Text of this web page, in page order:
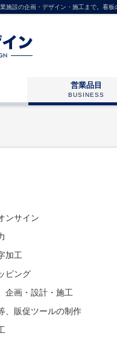
施設の企画・デザイン・施工まで。看板
営業品目
BUSINESS
ンサイン
加工
ピング
画・設計・施工
、販促ツールの制作